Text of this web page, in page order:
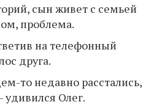
сын живет с семьей
проблема.
на телефонный
друга.
то недавно расстались,
удивился Олег.